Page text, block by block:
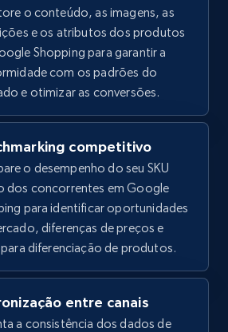
info
name, Description, Detailed
Return policy, and more.
378+ Comece agora
Title, Seller name, Seller rating,
359+ Comece agora
o conteúdo, as imagens, as
e os atributos dos produtos
Shopping para garantir a
com os padrões do
e otimizar as conversões.
competitivo
o desempenho do seu SKU
dos concorrentes em Google
para identificar oportunidades
diferenças de preços e
diferenciação de produtos.
entre canais
a consistência dos dados de